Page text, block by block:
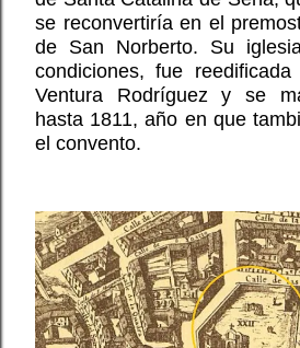
se reconvertiría en el
de San Norberto. Su
condiciones, fue
Ventura Rodríguez y se
hasta 1811, año en que
el convento.